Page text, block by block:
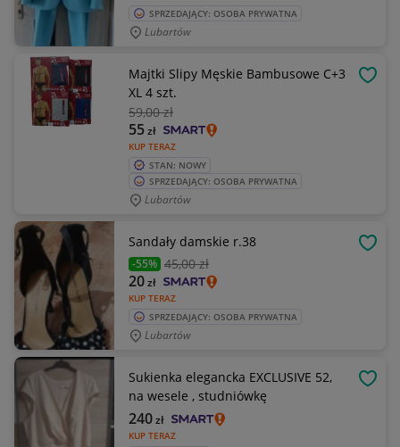
SPRZEDAJĄCY: OSOBA PRYWATNA
Lubartów
Majtki Slipy Męskie Bambusowe C+3
XL 4 szt.
59,00 zł
KUP TERAZ
55zł
STAN: NOWY
SPRZEDAJĄCY: OSOBA PRYWATNA
Lubartów
Sandały damskie r.38
-55% 45,00 zł
KUP TERAZ
20zł
SPRZEDAJĄCY: OSOBA PRYWATNA
Lubartów
Sukienka elegancka EXCLUSIVE 52,
na wesele , studniówkę
KUP TERAZ
240zł